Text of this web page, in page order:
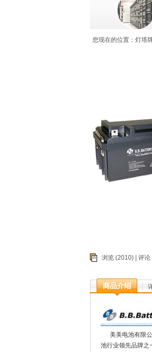
浏览 (2010) | 评论
商品介绍
美美电池有限公
池行业领先品牌之
您现在的位置： 灯塔